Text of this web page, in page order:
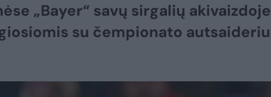
„Bayer“ savų sirgalių akivaizdoje
su čempionato autsaideriu